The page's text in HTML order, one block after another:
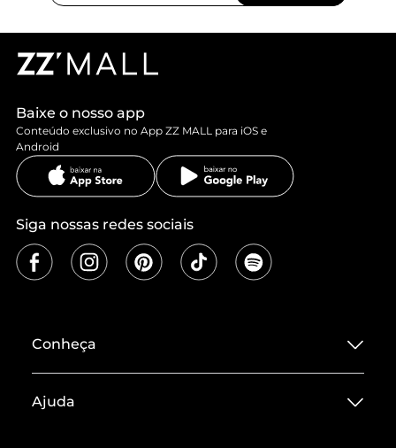
Baixe o nosso app
Conteúdo exclusivo no App ZZ MALL para iOS e
Android
Siga nossas redes sociais
Conheça
Termos de Uso
Ajuda